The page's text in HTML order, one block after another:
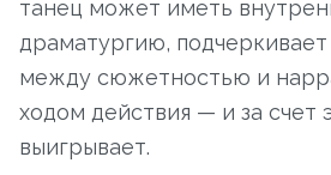
танец может иметь
драматургию,
между сюжетностью и
ходом действия — и за счет
выигрывает.